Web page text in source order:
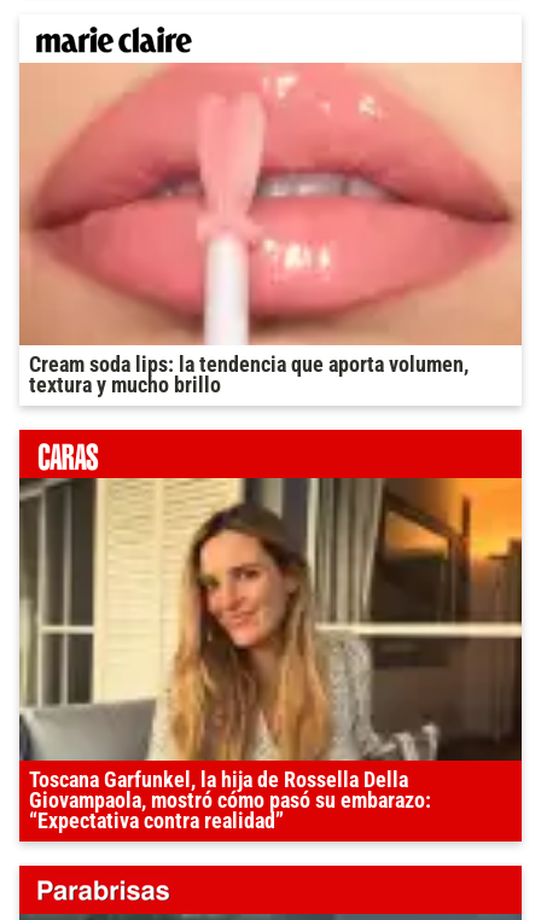
Cream soda lips: la tendencia que aporta volumen,
textura y mucho brillo
Toscana Garfunkel, la hija de Rossella Della
Giovampaola, mostró cómo pasó su embarazo:
“Expectativa contra realidad”